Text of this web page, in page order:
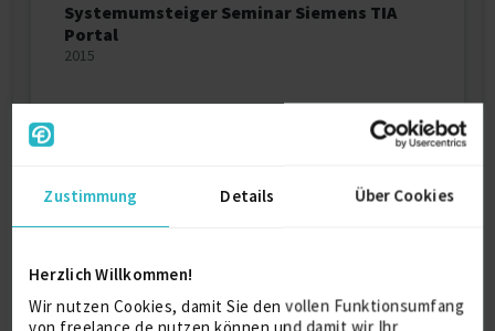
Zustimmung Details Über Cookies
Herzlich Willkommen!
Wir nutzen Cookies, damit Sie den vollen Funktionsumfang
von freelance.de nutzen können und damit wir Ihr
Systemumsteiger Seminar Siemens TIA
Portal
2015
Ausbildung
1991
Krefeld